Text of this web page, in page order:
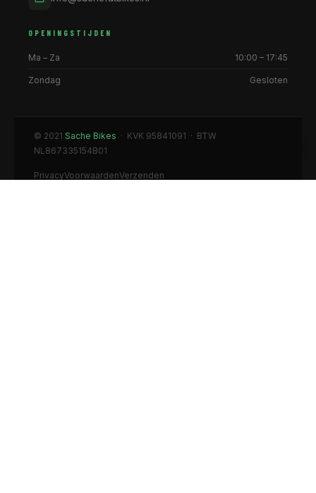
OPENINGSTIJDEN
Ma – Za 10:00 – 17:45
Zondag Gesloten
© 2021 Sache Bikes · KVK 95841091 · BTW
NL867335154B01
PrivacyVoorwaardenVerzenden